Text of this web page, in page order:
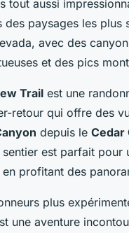
tout aussi
des paysages les plus
avec des
et des pics
Trail est une
retour qui offre des
depuis le Cedar
sentier est parfait pour
profitant des
plus
une aventure